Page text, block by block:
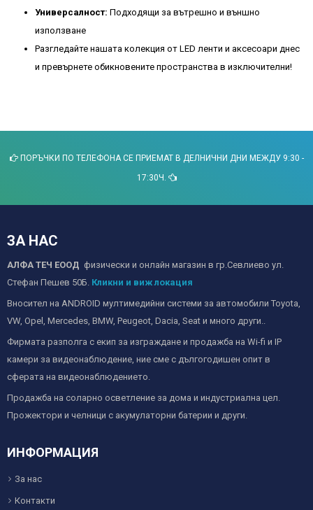
Универсалност: Подходящи за вътрешно и външно
използване
Разгледайте нашата колекция от LED ленти и аксесоари днес
и превърнете обикновените пространства в изключителни!
ПОРЪЧКИ ПО ТЕЛЕФОНА СЕ ПРИЕМАТ В ДЕЛНИЧНИ ДНИ МЕЖДУ 9:30 -
17:30Ч.
ЗА НАС
АЛФА ТЕЧ ЕООД физически и онлайн магазин в гр.Севлиево ул.
Стефан Пешев 50Б. Кликни и виж локация
Вносител на ANDROID мултимедийни системи за автомобили Toyota,
VW, Opel, Mercedes, BMW, Peugeot, Dacia, Seat и много други..
Фирмата разполга с екип за изграждане и продажба на Wi-fi и IP
камери за видеонаблюдение, ние сме с дългогодишен опит в
сферата на видеонаблюдението.
Продажба на соларно осветление за дома и индустриална цел.
Прожектори и челници с акумулаторни батерии и други.
ИНФОРМАЦИЯ
За нас
Контакти